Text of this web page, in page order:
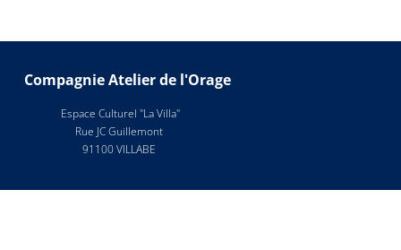
Compagnie Atelier de l'Orage
Espace Culturel "La Villa"
Rue JC Guillemont
91100 VILLABE